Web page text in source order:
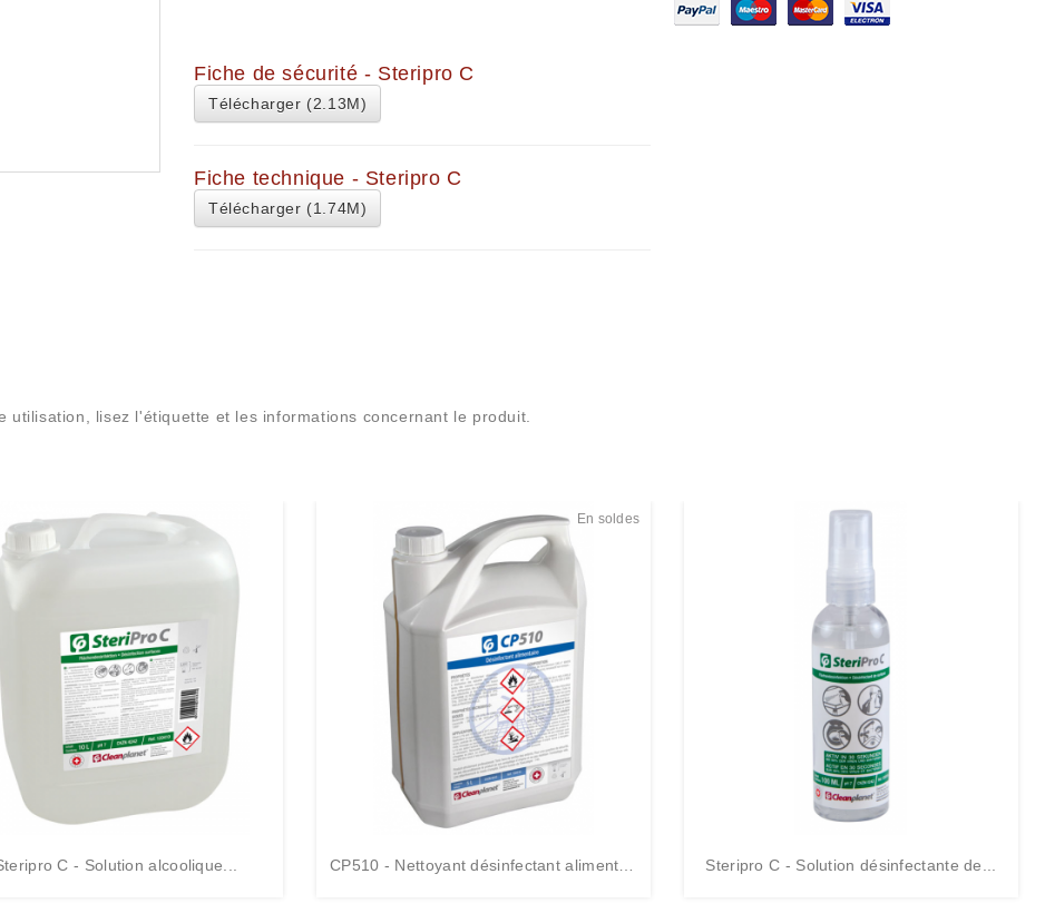
Fiche de sécurité - Steripro C
Télécharger (2.13M)
Fiche technique - Steripro C
Télécharger (1.74M)
lisez l'étiquette et les informations concernant le produit.
C - Solution alcoolique...
En soldes
CP510 - Nettoyant désinfectant alimentair
Steripro C - Solution désinfectante de...